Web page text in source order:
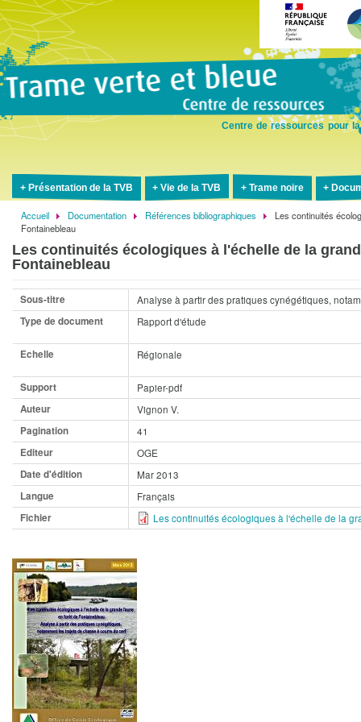
Centre de ressources pour
Présentation de la TVB Vie de la TVB Trame noire
Fil
d'Ariane
Accueil Documentation Références bibliographiques
Les continuités
Fontainebleau
Les continuités écologiques à l'échelle de la
Fontainebleau
Sous-titre
Analyse à partir des pratiques cynégétiques,
Type de document
Rapport d'étude
Echelle Régionale
Support
Papier-pdf
Auteur
Vignon V.
Pagination
41
Editeur
OGE
Date d'édition
Mar 2013
Langue
Français
Fichier
Les continuités écologiques à l'échelle de la